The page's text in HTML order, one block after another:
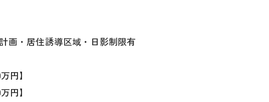
画・居住誘導区域・日影制限有
円】
円】